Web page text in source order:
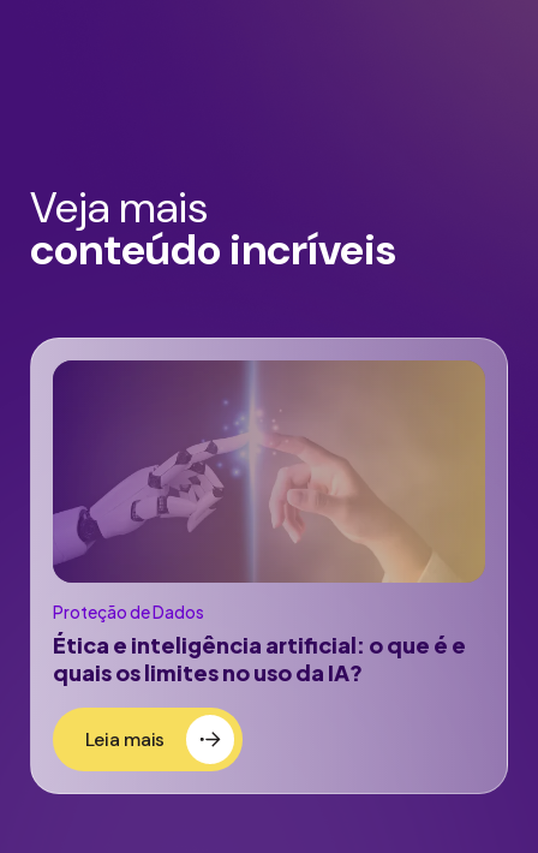
Veja mais
conteúdo incríveis
Proteção de Dados
Ética e inteligência artificial: o que é e
quais os limites no uso da IA?
Leia mais